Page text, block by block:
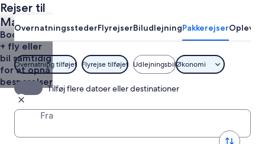
Rejser til
Mahia
Book hotel
+ fly eller
bil samtidig
for at opnå
besparelser
OvernatningsstederFlyrejserBiludlejningPakkerejser
Overnatning tilføjet Flyrejse tilføjet UdlejningsbilØkonomi
Tilføj flere datoer eller destinationer
Fra